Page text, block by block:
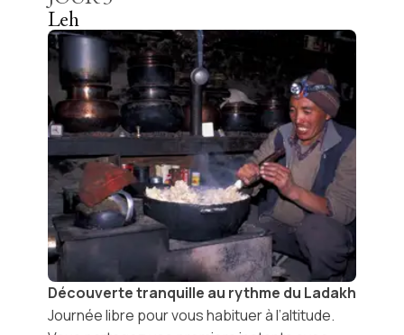
Leh
Découverte tranquille au rythme du Ladakh
Journée libre pour vous habituer à l’altitude.